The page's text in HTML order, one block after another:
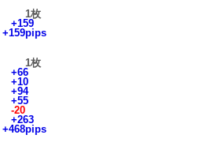
1枚
+159pips
1枚
+66
+10
+94
+55
-20
+263
+468pips